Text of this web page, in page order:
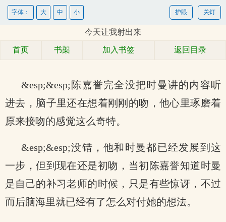
关灯
护眼
字体： 大 中 小
今天让我射出来
首页 书架 加入书签 返回目录
&esp;&esp;陈嘉誉完全没把时曼讲的内容听
进去，脑子里还在想着刚刚的吻，他心里琢磨着
原来接吻的感觉这么奇特。
&esp;&esp;没错，他和时曼都已经发展到这
一步，但到现在还是初吻，当初陈嘉誉知道时曼
是自己的补习老师的时候，只是有些惊讶，不过
而后脑海里就已经有了怎么对付她的想法。